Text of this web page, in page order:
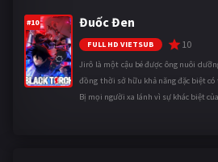
#10 Đuốc Đen
FULL HD VIETSUB 10
Jirô là một cậu bé được ông nuôi
đồng thời sở hữu khả năng đặc biệt
Bị mọi người xa lánh vì sự khác biệt